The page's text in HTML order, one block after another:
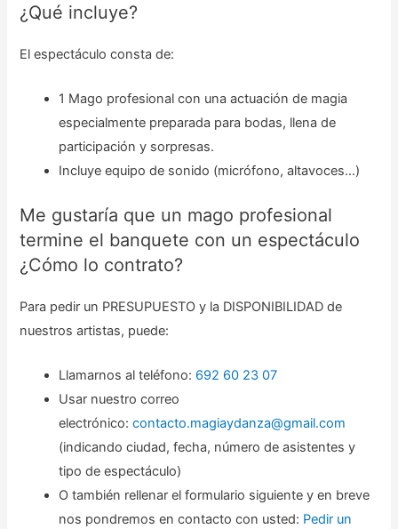
¿Qué incluye?
El espectáculo consta de:
1 Mago profesional con una actuación de magia
especialmente preparada para bodas, llena de
participación y sorpresas.
Incluye equipo de sonido (micrófono, altavoces…)
Me gustaría que un mago profesional
termine el banquete con un espectáculo
¿Cómo lo contrato?
Para pedir un PRESUPUESTO y la DISPONIBILIDAD de
nuestros artistas, puede:
Llamarnos al teléfono: 692 60 23 07
Usar nuestro correo
electrónico:contacto.magiaydanza@gmail.com
(indicando ciudad, fecha, número de asistentes y
tipo de espectáculo)
O también rellenar el formulario siguiente y en breve
nos pondremos en contacto con usted: Pedir un